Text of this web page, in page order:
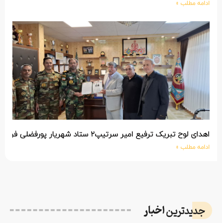
ادامه مطلب »
اهدای لوح تبریک ترفیع امیر سرتیپ۲ ستاد شهریار پورفضلی فرمانده تیپ ۳۶۴ شهید نصیرزاده نزاجا مستقر در مهاباد
ادامه مطلب »
جدیدتریناخبار